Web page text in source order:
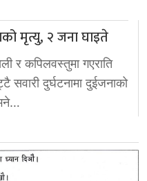
मृत्यु, २ जना घाइते
र कपिलवस्तुमा गएराति
सवारी दुर्घटनामा दुईजनाको